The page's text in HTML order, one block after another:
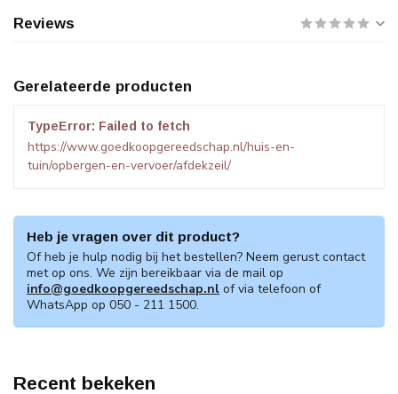
Reviews
Gerelateerde producten
TypeError: Failed to fetch
https://www.goedkoopgereedschap.nl/huis-en-
tuin/opbergen-en-vervoer/afdekzeil/
Heb je vragen over dit product?
Of heb je hulp nodig bij het bestellen? Neem gerust contact
met op ons. We zijn bereikbaar via de mail op
info@goedkoopgereedschap.nl of via telefoon of
WhatsApp op 050 - 211 1500.
Recent bekeken